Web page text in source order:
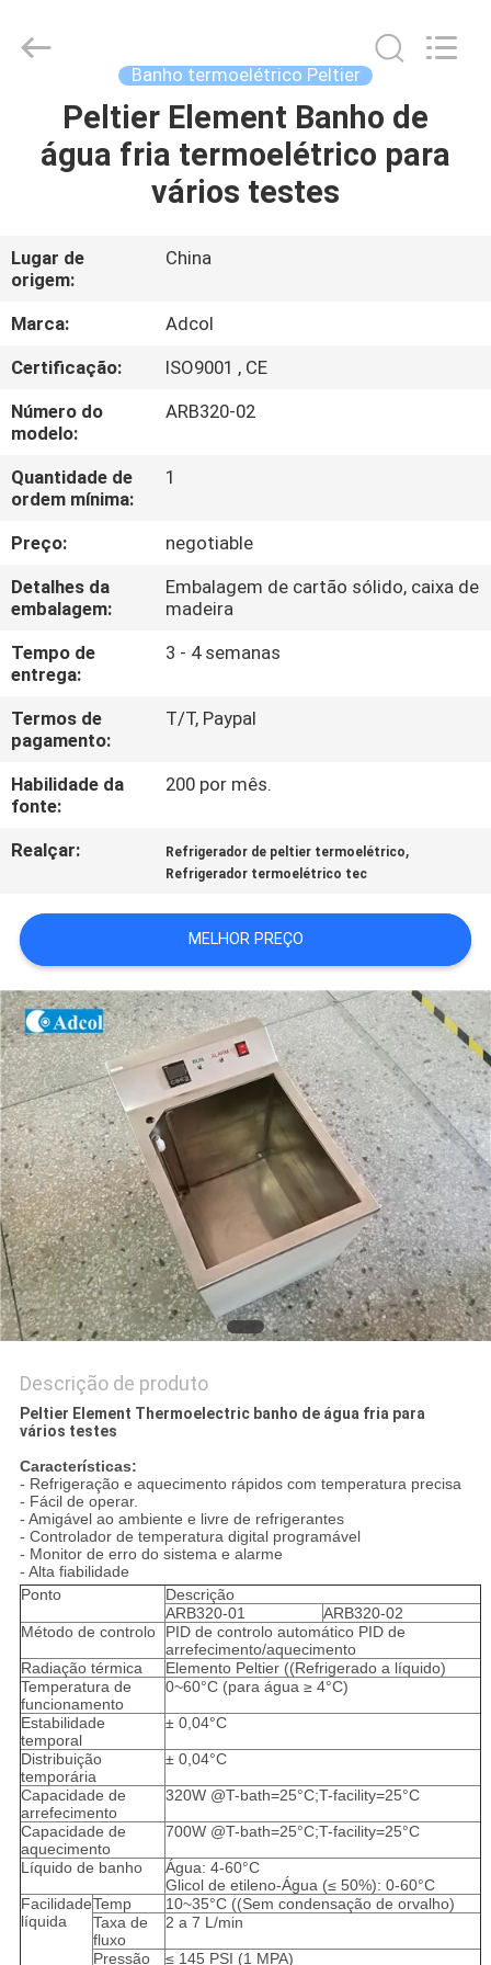
CASA
PRODUTOS
VÍDEOS
SOBRE
NÓS
EXCURSÃO
DA
FÁBRICA
CONTROLE
DA
QUALIDADE
CONTATO
E.U.
MAPA
DO
SITE
PRIVACY
POLICY
(Guangzhou)
Banho termoelétrico Peltier
Peltier Element Banho de
água fria termoelétrico para
vários testes
Lugar de
origem:
China
Marca:
Adcol
Certificação:
ISO9001 , CE
Número do
modelo:
ARB320-02
Quantidade de
ordem mínima:
1
Preço:
negotiable
Detalhes da
embalagem:
Embalagem de cartão sólido, caixa de
madeira
Tempo de
entrega:
3 - 4 semanas
Termos de
pagamento:
T/T, Paypal
Habilidade da
fonte:
200 por mês.
Realçar: Refrigerador de peltier termoelétrico,
Refrigerador termoelétrico tec
MELHOR PREÇO
Descrição de produto
Peltier Element Thermoelectric banho de água fria para
vários testes
Características:
- Refrigeração e aquecimento rápidos com temperatura precisa
- Fácil de operar.
- Amigável ao ambiente e livre de refrigerantes
- Controlador de temperatura digital programável
- Monitor de erro do sistema e alarme
- Alta fiabilidade
Ponto
Descrição
ARB320-01
ARB320-02
Método de controlo
PID de controlo automático PID de
arrefecimento/aquecimento
Radiação térmica
Elemento Peltier ((Refrigerado a líquido)
Temperatura de
funcionamento
0~60°C (para água ≥ 4°C)
Estabilidade
temporal
± 0,04°C
Distribuição
temporária
± 0,04°C
Capacidade de
arrefecimento
320W @T-bath=25°C;T-facility=25°C
Capacidade de
aquecimento
700W @T-bath=25°C;T-facility=25°C
Líquido de banho
Água: 4-60°C
Glicol de etileno-Água (≤ 50%): 0-60°C
Facilidade
líquida
Temp
10~35°C ((Sem condensação de orvalho)
Taxa de
fluxo
2 a 7 L/min
Pressão ≤ 145 PSI (1 MPA)